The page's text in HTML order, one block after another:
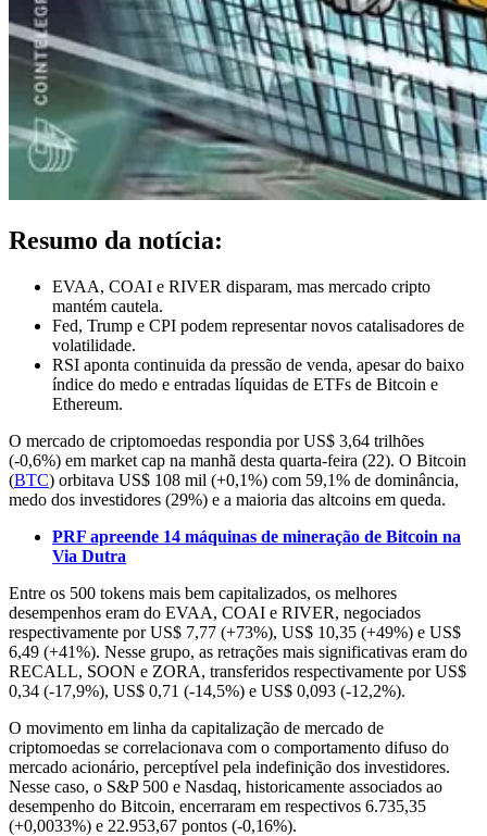
Resumo da notícia:
EVAA, COAI e RIVER disparam, mas mercado cripto
mantém cautela.
Fed, Trump e CPI podem representar novos catalisadores de
volatilidade.
RSI aponta continuida da pressão de venda, apesar do baixo
índice do medo e entradas líquidas de ETFs de Bitcoin e
Ethereum.
O mercado de criptomoedas respondia por US$ 3,64 trilhões
(-0,6%) em market cap na manhã desta quarta-feira (22). O Bitcoin
(BTC) orbitava US$ 108 mil (+0,1%) com 59,1% de dominância,
medo dos investidores (29%) e a maioria das altcoins em queda.
PRF apreende 14 máquinas de mineração de Bitcoin na
Via Dutra
Entre os 500 tokens mais bem capitalizados, os melhores
desempenhos eram do EVAA, COAI e RIVER, negociados
respectivamente por US$ 7,77 (+73%), US$ 10,35 (+49%) e US$
6,49 (+41%). Nesse grupo, as retrações mais significativas eram do
RECALL, SOON e ZORA, transferidos respectivamente por US$
0,34 (-17,9%), US$ 0,71 (-14,5%) e US$ 0,093 (-12,2%).
O movimento em linha da capitalização de mercado de
criptomoedas se correlacionava com o comportamento difuso do
mercado acionário, perceptível pela indefinição dos investidores.
Nesse caso, o S&P 500 e Nasdaq, historicamente associados ao
desempenho do Bitcoin, encerraram em respectivos 6.735,35
(+0,0033%) e 22.953,67 pontos (-0,16%).